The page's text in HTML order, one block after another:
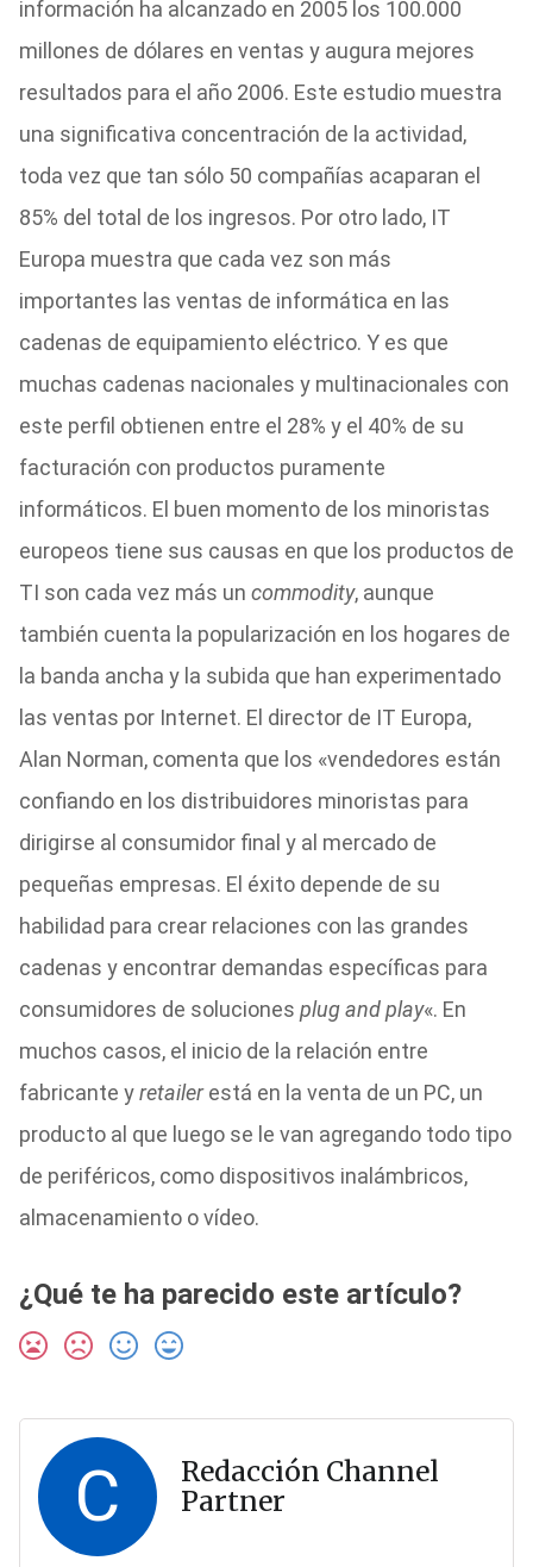
información ha alcanzado en 2005 los 100.000
millones de dólares en ventas y augura mejores
resultados para el año 2006. Este estudio muestra
una significativa concentración de la actividad,
toda vez que tan sólo 50 compañías acaparan el
85% del total de los ingresos. Por otro lado, IT
Europa muestra que cada vez son más
importantes las ventas de informática en las
cadenas de equipamiento eléctrico. Y es que
muchas cadenas nacionales y multinacionales con
este perfil obtienen entre el 28% y el 40% de su
facturación con productos puramente
informáticos. El buen momento de los minoristas
europeos tiene sus causas en que los productos de
TI son cada vez más un commodity, aunque
también cuenta la popularización en los hogares de
la banda ancha y la subida que han experimentado
las ventas por Internet. El director de IT Europa,
Alan Norman, comenta que los «vendedores están
confiando en los distribuidores minoristas para
dirigirse al consumidor final y al mercado de
pequeñas empresas. El éxito depende de su
habilidad para crear relaciones con las grandes
cadenas y encontrar demandas específicas para
consumidores de soluciones plugand play«. En
muchos casos, el inicio de la relación entre
fabricante yretailerestá en la venta de un PC, un
producto al que luego se le van agregando todo tipo
de periféricos, como dispositivos inalámbricos,
almacenamiento o vídeo.
¿Qué te ha parecido este artículo?
C
Redacción Channel
Partner